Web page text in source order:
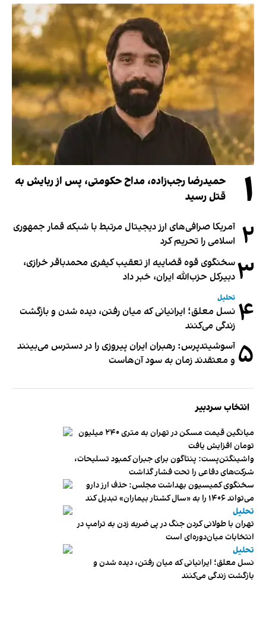
۱
حمیدرضا رجب‌زاده، مداح حکومتی، پس از ربایش به
قتل رسید
۲ آمریکا صرافی‌های ارز دیجیتال مرتبط با شبکه قمار جمهوری
اسلامی را تحریم کرد
۳سخنگوی قوه قضاییه از تعقیب کیفری محمدباقر خرازی،
دبیر‌کل حزب‌الله ایران، خبر داد
۴ تحلیل
نسل معلق؛ ایرانیانی که میان رفتن، دیده شدن و بازگشت
زندگی می‌کنند
۵ آسوشیتدپرس: رهبران ایران پیروزی را در دسترس می‌بینند
و معتقدند زمان به سود آن‌هاست
انتخاب سردبیر
میانگین قیمت مسکن در تهران به متری ۲۴۰ میلیون
تومان افزایش یافت
واشینگتن‌پست: پنتاگون برای جبران کمبود تسلیحات،
شرکت‌های دفاعی را تحت فشار گذاشت
سخنگوی کمیسیون بهداشت مجلس: حذف ارز دارو
می‌تواند ۱۴۰۶ را به «سال کشتار بیماران» تبدیل کند
تحلیل
تهران با طولانی کردن جنگ در پی ضربه زدن به ترامپ در
انتخابات میان‌دوره‌ای است
تحلیل
نسل معلق؛ ایرانیانی که میان رفتن، دیده شدن و
بازگشت زندگی می‌کنند